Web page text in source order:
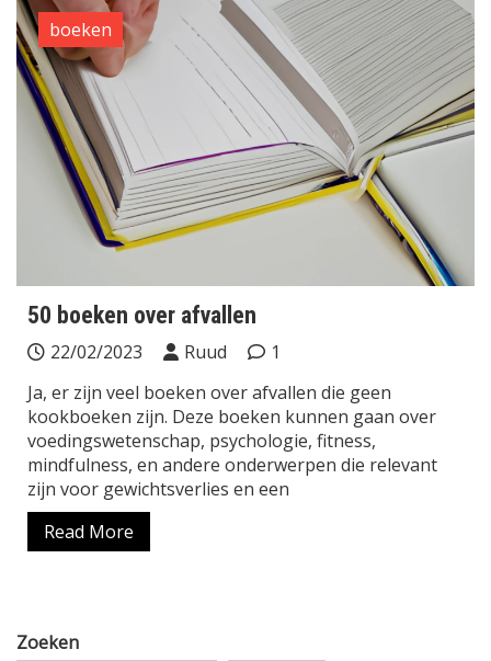
boeken
50 boeken over afvallen
22/02/2023 Ruud
1
Ja, er zijn veel boeken over afvallen die geen
kookboeken zijn. Deze boeken kunnen gaan over
voedingswetenschap, psychologie, fitness,
mindfulness, en andere onderwerpen die relevant
zijn voor gewichtsverlies en een
Read More
Zoeken